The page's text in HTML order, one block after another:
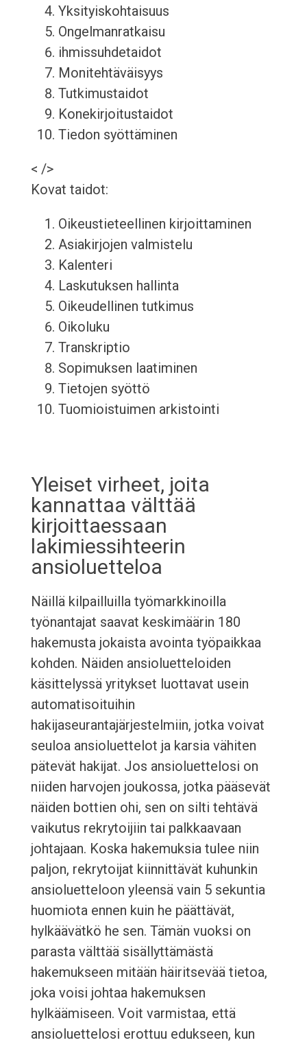
Yksityiskohtaisuus
Ongelmanratkaisu
ihmissuhdetaidot
Monitehtäväisyys
Tutkimustaidot
Konekirjoitustaidot
Tiedon syöttäminen
< />
Kovat taidot:
Oikeustieteellinen kirjoittaminen
Asiakirjojen valmistelu
Kalenteri
Laskutuksen hallinta
Oikeudellinen tutkimus
Oikoluku
Transkriptio
Sopimuksen laatiminen
Tietojen syöttö
Tuomioistuimen arkistointi
Yleiset virheet, joita
kannattaa välttää
kirjoittaessaan
lakimiessihteerin
ansioluetteloa
Näillä kilpailluilla työmarkkinoilla
työnantajat saavat keskimäärin 180
hakemusta jokaista avointa työpaikkaa
kohden. Näiden ansioluetteloiden
käsittelyssä yritykset luottavat usein
automatisoituihin
hakijaseurantajärjestelmiin, jotka voivat
seuloa ansioluettelot ja karsia vähiten
pätevät hakijat. Jos ansioluettelosi on
niiden harvojen joukossa, jotka pääsevät
näiden bottien ohi, sen on silti tehtävä
vaikutus rekrytoijiin tai palkkaavaan
johtajaan. Koska hakemuksia tulee niin
paljon, rekrytoijat kiinnittävät kuhunkin
ansioluetteloon yleensä vain 5 sekuntia
huomiota ennen kuin he päättävät,
hylkäävätkö he sen. Tämän vuoksi on
parasta välttää sisällyttämästä
hakemukseen mitään häiritsevää tietoa,
joka voisi johtaa hakemuksen
hylkäämiseen. Voit varmistaa, että
ansioluettelosi erottuu edukseen, kun